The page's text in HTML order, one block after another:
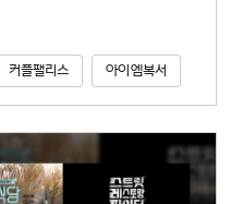
커플팰리스 아이엠복서